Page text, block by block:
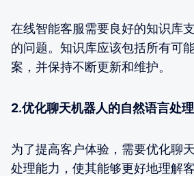
在线智能客服需要良好的知识库
的问题。知识库应该包括所有可
案，并保持不断更新和维护。
2.优化聊天机器人的自然语言处
为了提高客户体验，需要优化聊
处理能力，使其能够更好地理解